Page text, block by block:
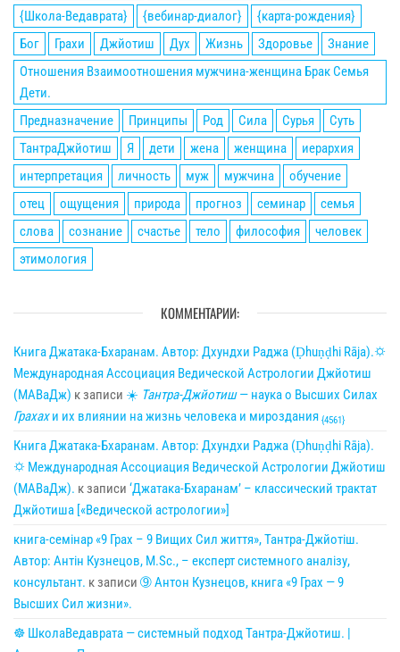
{Школа-Ведаврата}
{вебинар-диалог}
{карта-рождения}
Бог
Грахи Джйотиш Дух Жизнь Здоровье
Знание
Отношения Взаимоотношения мужчина-женщина Брак Семья
Дети.
Предназначение
Принципы Род Сила Сурья
Суть
ТантраДжйотиш
Я дети жена женщина
иерархия
интерпретация
личность муж мужчина
обучение
отец
ощущения природа прогноз семинар
семья
слова
сознание счастье тело философия
человек
этимология
КОММЕНТАРИИ:
Книга Джатака-Бхаранам. Автор: Дхундхи Раджа (Ḍhuṇḍhi Rāja).🌣
Международная Ассоциация Ведической Астрологии Джйотиш
(МАВаДж) к записи ☀ Тантра-Джйотиш— наука о Высших Силах
Грахахи их влиянии на жизнь человека и мироздания {4561}
Книга Джатака-Бхаранам. Автор: Дхундхи Раджа (Ḍhuṇḍhi Rāja).
🌣 Международная Ассоциация Ведической Астрологии Джйотиш
(МАВаДж). к записи ‘Джатака-Бхаранам’ – классический трактат
Джйотиша [«Ведической астрологии»]
книга-семінар «9 Грах – 9 Вищих Сил життя», Тантра-Джйотіш.
Автор: Антін Кузнецов, M.Sc., – експерт системного аналізу,
консультант. к записи ➈ Антон Кузнецов, книга «9 Грах — 9
Высших Сил жизни».
☸ ШколаВедаврата — системный подход Тантра-Джйотиш. |